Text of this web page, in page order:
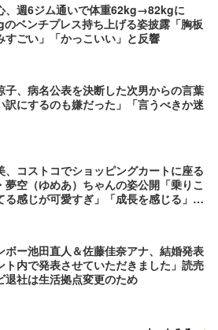
、週6ジム通いで体重62kg→82kgに
のベンチプレス持ち上げる姿披露「胸板
すごい」「かっこいい」と反響
子、病名公表を決断した次男からの言葉
訳にするのも嫌だった」「言うべきか迷
、コストコでショッピングカートに座る
夢空（ゆめあ）ちゃんの姿公開「乗りこ
る感じが可愛すぎ」「成長を感じる」の
ボー池田直人＆佐藤佳奈アナ、結婚発表
ト内で発表させていただきました」読売
退社は生活拠点変更のため